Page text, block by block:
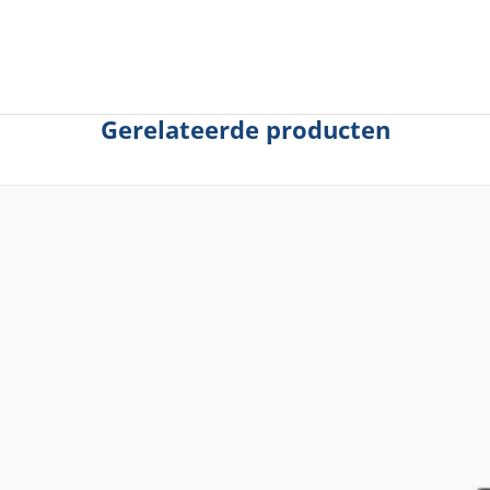
Gerelateerde producten